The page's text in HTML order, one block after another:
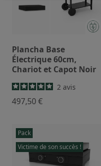
Plancha Base
Électrique 60cm,
Chariot et Capot Noir
2 avis
497,50 €
Pack
Victime de son succès !